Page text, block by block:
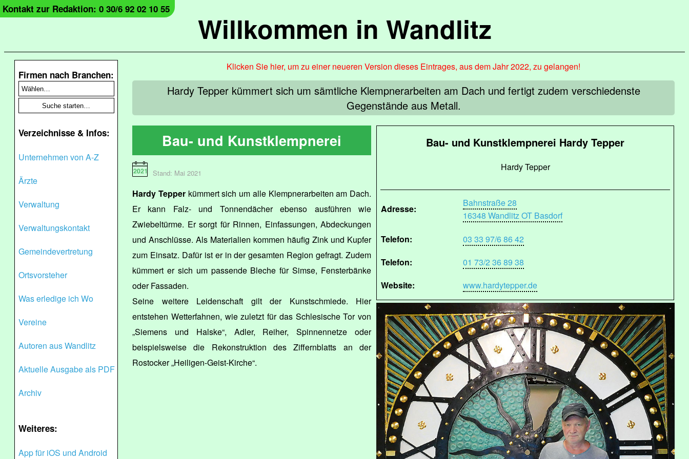
Willkommen in Wandlitz
Kontakt zur Redaktion: 0 30/6 92 02 10 55
Firmen nach Branchen:
Verzeichnisse & Infos:
Unternehmen von A-Z
Ärzte
Verwaltung
Verwaltungskontakt
Gemeindevertretung
Ortsvorsteher
Was erledige ich Wo
Vereine
Autoren aus Wandlitz
Aktuelle Ausgabe als PDF
Archiv
Weiteres:
App für iOS und Android
Klicken Sie hier, um zu einer neueren Version dieses Eintrages, aus dem Jahr 2022, zu gelangen!
Hardy Tepper kümmert sich um sämtliche Klempnerarbeiten am Dach und fertigt zudem verschiedenste
Gegenstände aus Metall.
Bau- und Kunstklempnerei Hardy Tepper
Hardy Tepper
Adresse:
Bahnstraße 28
16348 Wandlitz OT Basdorf
Telefon:
03 33 97/6 86 42
Telefon:
01 73/2 36 89 38
Website:
www.hardytepper.de
Bau- und Kunstklempnerei
Stand: Mai 2021
Hardy Tepperkümmert sich um alle Klempnerarbeiten am Dach.
Er kann Falz- und Tonnendächer ebenso ausführen wie
Zwiebeltürme. Er sorgt für Rinnen, Einfassungen, Abdeckungen
und Anschlüsse. Als Materialien kommen häufig Zink und Kupfer
zum Einsatz. Dafür ist er in der gesamten Region gefragt. Zudem
kümmert er sich um passende Bleche für Simse, Fensterbänke
oder Fassaden.
Seine weitere Leidenschaft gilt der Kunstschmiede. Hier
entstehen Wetterfahnen, wie zuletzt für das Schlesische Tor von
„Siemens und Halske“, Adler, Reiher, Spinnennetze oder
beispielsweise die Rekonstruktion des Ziffernblatts an der
Rostocker „Heiligen-Geist-Kirche“.